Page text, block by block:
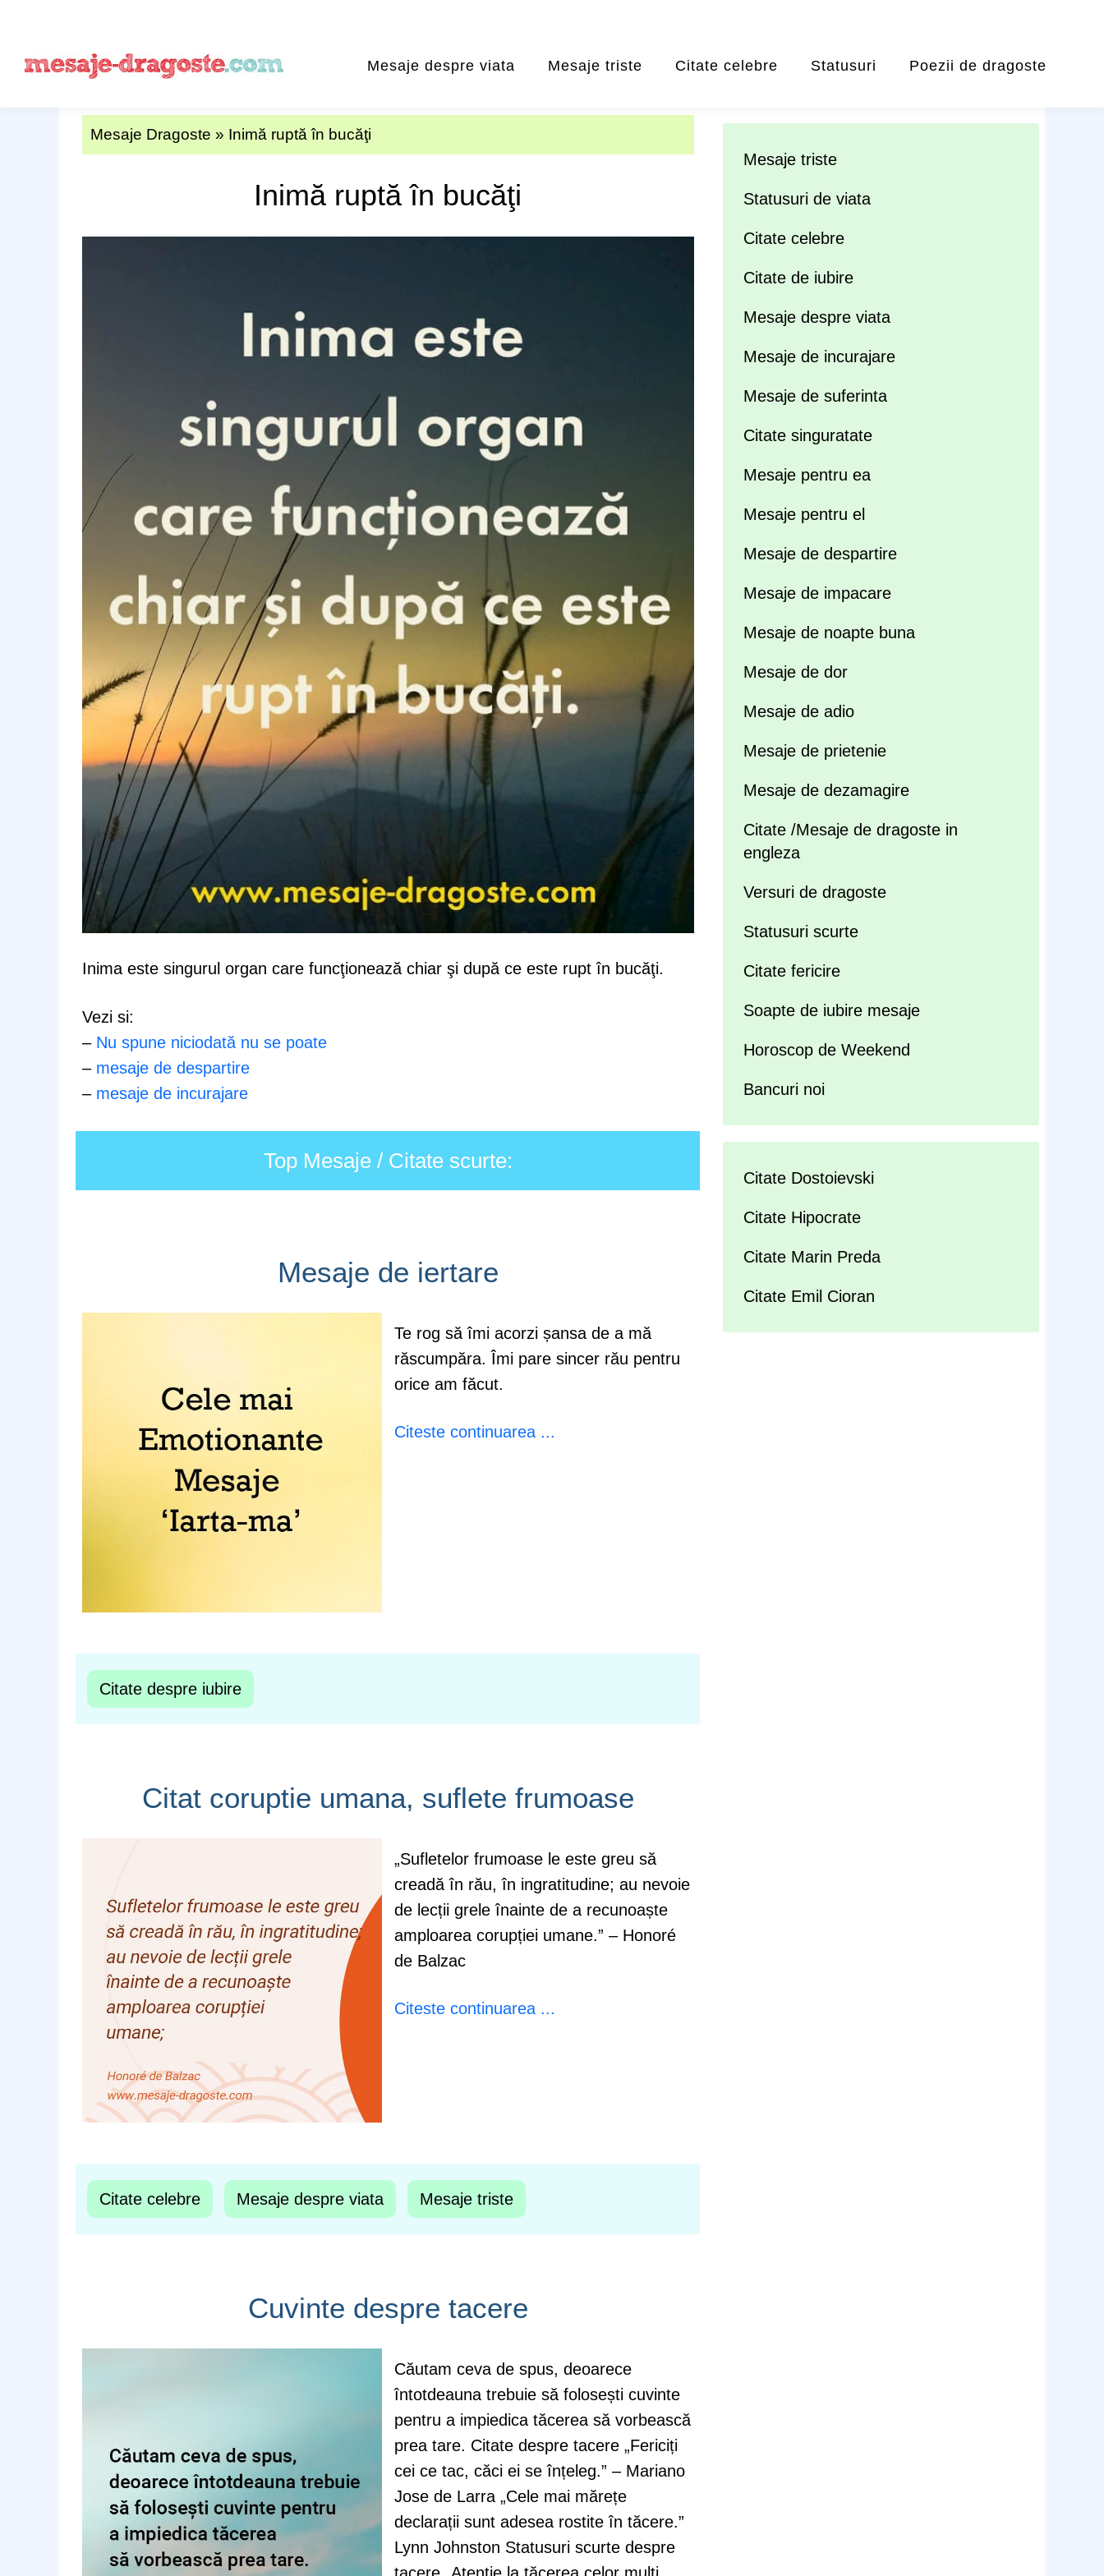
Mesaje despre viata Mesaje triste Citate celebre Statusuri Poezii de dragoste
Mesaje Dragoste » Inimă ruptă în bucăţi
Inimă ruptă în bucăţi
Inima este singurul organ care funcţionează chiar şi după ce este rupt în bucăţi.
Vezi si:
– Nu spune niciodată nu se poate
– mesaje de despartire
– mesaje de incurajare
Top Mesaje / Citate scurte:
Mesaje de iertare
Te rog să îmi acorzi șansa de a mă
răscumpăra. Îmi pare sincer rău pentru
orice am făcut.
Citeste continuarea ...
Citate despre iubire
Citat coruptie umana, suflete frumoase
„Sufletelor frumoase le este greu să
creadă în rău, în ingratitudine; au nevoie
de lecții grele înainte de a recunoaște
amploarea corupției umane.” – Honoré
de Balzac
Citeste continuarea ...
Citate celebre Mesaje despre viata Mesaje triste
Cuvinte despre tacere
Căutam ceva de spus, deoarece
întotdeauna trebuie să folosești cuvinte
pentru a impiedica tăcerea să vorbească
prea tare. Citate despre tacere „Fericiți
cei ce tac, căci ei se înțeleg.” – Mariano
Jose de Larra „Cele mai mărețe
declarații sunt adesea rostite în tăcere.”
Lynn Johnston Statusuri scurte despre
Mesaje triste
Statusuri de viata
Citate celebre
Citate de iubire
Mesaje despre viata
Mesaje de incurajare
Mesaje de suferinta
Citate singuratate
Mesaje pentru ea
Mesaje pentru el
Mesaje de despartire
Mesaje de impacare
Mesaje de noapte buna
Mesaje de dor
Mesaje de adio
Mesaje de prietenie
Mesaje de dezamagire
Citate /Mesaje de dragoste in
engleza
Versuri de dragoste
Statusuri scurte
Citate fericire
Soapte de iubire mesaje
Horoscop de Weekend
Bancuri noi
Citate Dostoievski
Citate Hipocrate
Citate Marin Preda
Citate Emil Cioran